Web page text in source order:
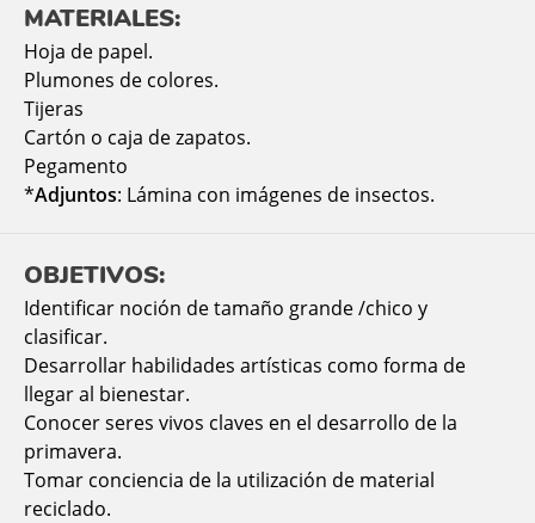
MATERIALES:
Hoja de papel.
Plumones de colores.
Tijeras
Cartón o caja de zapatos.
Pegamento
*Adjuntos: Lámina con imágenes de insectos.
OBJETIVOS:
Identificar noción de tamaño grande /chico y
clasificar.
Desarrollar habilidades artísticas como forma de
llegar al bienestar.
Conocer seres vivos claves en el desarrollo de la
primavera.
Tomar conciencia de la utilización de material
reciclado.